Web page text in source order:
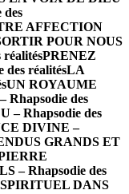
AFFECTION
POUR NOUS
PRENEZ
réalitésLA
UN ROYAUME
des
– Rhapsodie des
DIVINE –
GRANDS ET
– Rhapsodie des
DANS